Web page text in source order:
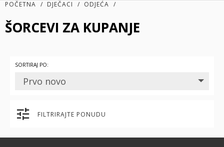
POČETNA / DJEČACI / ODJEĆA /
ŠORCEVI ZA KUPANJE
SORTIRAJ PO:
Prvo novo
FILTRIRAJTE PONUDU